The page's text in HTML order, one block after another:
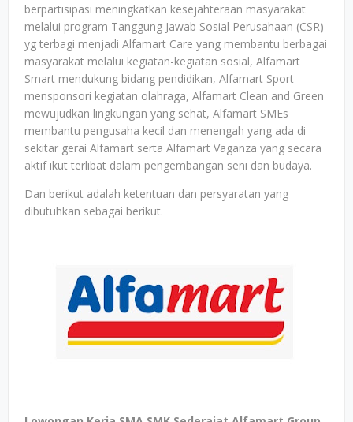
berpartisipasi meningkatkan kesejahteraan masyarakat
melalui program Tanggung Jawab Sosial Perusahaan (CSR)
yg terbagi menjadi Alfamart Care yang membantu berbagai
masyarakat melalui kegiatan-kegiatan sosial, Alfamart
Smart mendukung bidang pendidikan, Alfamart Sport
mensponsori kegiatan olahraga, Alfamart Clean and Green
mewujudkan lingkungan yang sehat, Alfamart SMEs
membantu pengusaha kecil dan menengah yang ada di
sekitar gerai Alfamart serta Alfamart Vaganza yang secara
aktif ikut terlibat dalam pengembangan seni dan budaya.
Dan berikut adalah ketentuan dan persyaratan yang
dibutuhkan sebagai berikut.